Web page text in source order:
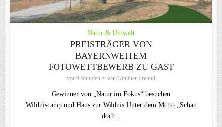
Natur & Umwelt
PREISTRÄGER VON
BAYERNWEITEM
FOTOWETTBEWERB ZU GAST
vor 9 Stunden von Günther Freund
Gewinner von „Natur im Fokus“ besuchen
Wildniscamp und Haus zur Wildnis Unter dem Motto „Schau
doch...